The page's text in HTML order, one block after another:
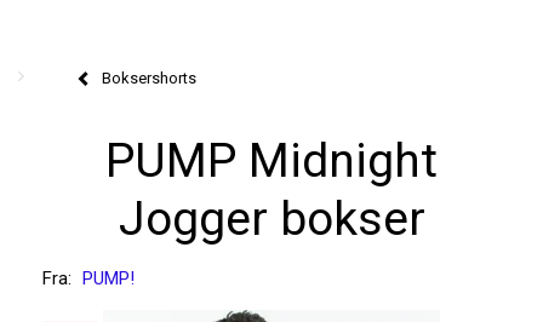
Boksershorts
PUMP Midnight
Jogger bokser
Fra: PUMP!